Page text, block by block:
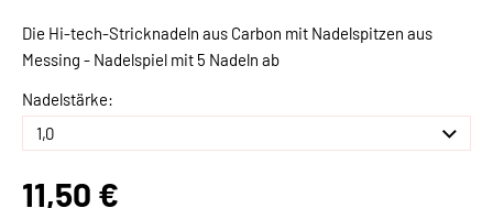
Die Hi-tech-Stricknadeln aus Carbon mit Nadelspitzen aus
Messing - Nadelspiel mit 5 Nadeln ab
Nadelstärke:
11,50 €